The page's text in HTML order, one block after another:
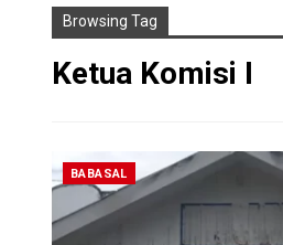
Browsing Tag
Ketua Komisi I
BABASAL